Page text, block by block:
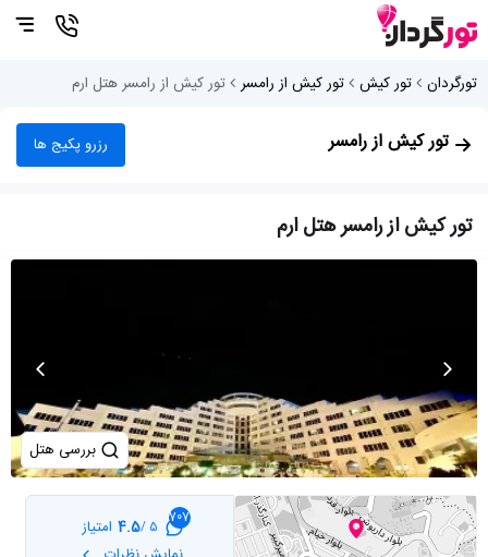
تورگردان تور کیش تور کیش از رامسر تور کیش از رامسر هتل ارم
تور کیش از رامسر رزرو پکیج ها
تور کیش از رامسر هتل ارم
بررسی هتل
707
5 /
4.5 امتیاز